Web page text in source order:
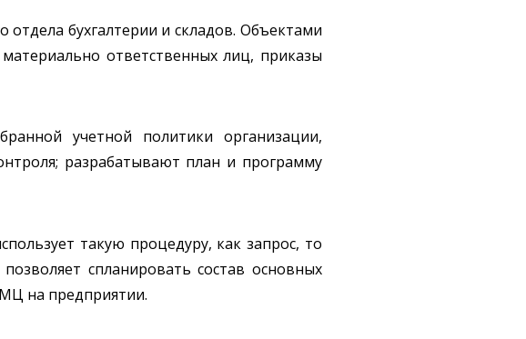
бухгалтерии и складов. Объектами
ответственных лиц, приказы
учетной политики организации,
разрабатывают план и программу
такую процедуру, как запрос, то
спланировать состав основных
на предприятии.